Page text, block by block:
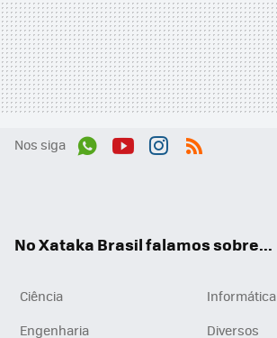
Nos siga
No Xataka Brasil falamos sobre...
Ciência
Informática
Engenharia
Diversos